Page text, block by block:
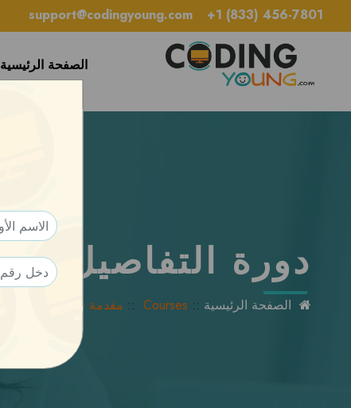
يغلق ×
support@codingyoung.com +1 (833) 456-7801
الصفحة الرئيسية
دورة التفاصيل
Python مقدمة في البرمجة بلغة :: Courses ::